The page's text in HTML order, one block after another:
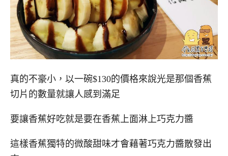
真的不豪小，以一碗$130的價格來說光是那個香蕉
切片的數量就讓人感到滿足
要讓香蕉好吃就是要在香蕉上面淋上巧克力醬
這樣香蕉獨特的微酸甜味才會藉著巧克力醬散發出